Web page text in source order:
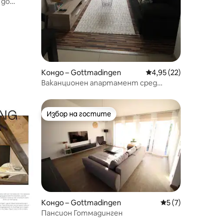
Кондо – Gottmadingen Средна оценка:
4,95 (22)
Ваканционен апартамент сред
Избор на гостите
Избор на гостите
Кондо – Gottmadingen Средна оценка:
5 (7)
Пансион Готмадинген